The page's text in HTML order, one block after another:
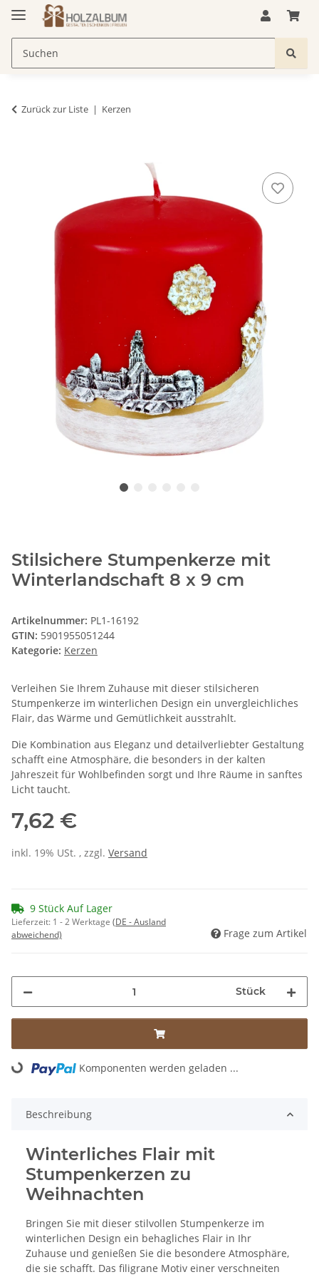
Zurück zur Liste Kerzen
Stilsichere Stumpenkerze mit
Winterlandschaft 8 x 9 cm
Artikelnummer: PL1-16192
GTIN: 5901955051244
Kategorie: Kerzen
Verleihen Sie Ihrem Zuhause mit dieser stilsicheren
Stumpenkerze im winterlichen Design ein unvergleichliches
Flair, das Wärme und Gemütlichkeit ausstrahlt.
Die Kombination aus Eleganz und detailverliebter Gestaltung
schafft eine Atmosphäre, die besonders in der kalten
Jahreszeit für Wohlbefinden sorgt und Ihre Räume in sanftes
Licht taucht.
7,62 €
inkl. 19% USt. , zzgl. Versand
9 Stück Auf Lager
Lieferzeit: 1 - 2 Werktage (DE - Ausland
abweichend)
Frage zum Artikel
Stück
Loading... Komponenten werden geladen ...
Beschreibung
Winterliches Flair mit
Stumpenkerzen zu
Weihnachten
Bringen Sie mit dieser stilvollen Stumpenkerze im
winterlichen Design ein behagliches Flair in Ihr
Zuhause und genießen Sie die besondere Atmosphäre,
die sie schafft. Das filigrane Motiv einer verschneiten